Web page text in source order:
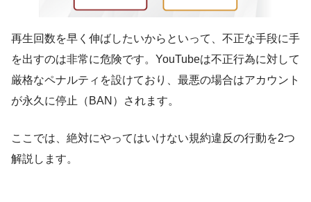
再生回数を早く伸ばしたいからといって、不正な手段に手
を出すのは非常に危険です。YouTubeは不正行為に対して
厳格なペナルティを設けており、最悪の場合はアカウント
が永久に停止（BAN）されます。
ここでは、絶対にやってはいけない規約違反の行動を2つ
解説します。